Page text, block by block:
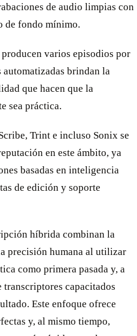
de audio limpias con
de fondo mínimo.
producen varios episodios por
automatizadas brindan la
que hacen que la
sea práctica.
Trint e incluso Sonix se
en este ámbito, ya
basadas en inteligencia
de edición y soporte
híbrida combinan la
precisión humana al utilizar
como primera pasada y, a
capacitados
Este enfoque ofrece
y, al mismo tiempo,